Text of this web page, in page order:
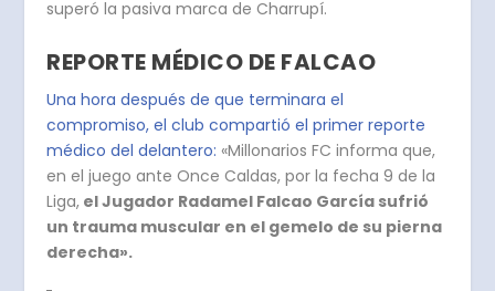
superó la pasiva marca de Charrupí.
REPORTE MÉDICO DE FALCAO
Una hora después de que terminara el
compromiso, el club compartió el primer reporte
médico del delantero: «Millonarios FC informa que,
en el juego ante Once Caldas, por la fecha 9 de la
Liga, el Jugador Radamel Falcao García sufrió
un trauma muscular en el gemelo de su pierna
derecha».